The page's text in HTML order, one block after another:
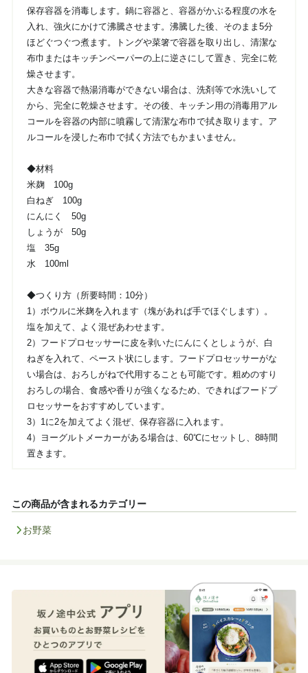
保存容器を消毒します。鍋に容器と、容器がかぶる程度の水を
入れ、強火にかけて沸騰させます。沸騰した後、そのまま5分
ほどぐつぐつ煮ます。トングや菜箸で容器を取り出し、清潔な
布巾またはキッチンペーパーの上に逆さにして置き、完全に乾
燥させます。
大きな容器で熱湯消毒ができない場合は、洗剤等で水洗いして
から、完全に乾燥させます。その後、キッチン用の消毒用アル
コールを容器の内部に噴霧して清潔な布巾で拭き取ります。ア
ルコールを浸した布巾で拭く方法でもかまいません。
◆材料
米麹 100g
白ねぎ 100g
にんにく 50g
しょうが 50g
塩 35g
水 100ml
◆つくり方（所要時間：10分）
1）ボウルに米麹を入れます（塊があれば手でほぐします）。
塩を加えて、よく混ぜあわせます。
2）フードプロセッサーに皮を剥いたにんにくとしょうが、白
ねぎを入れて、ペースト状にします。フードプロセッサーがな
い場合は、おろしがねで代用することも可能です。粗めのすり
おろしの場合、食感や香りが強くなるため、できればフードプ
ロセッサーをおすすめしています。
3）1に2を加えてよく混ぜ、保存容器に入れます。
4）ヨーグルトメーカーがある場合は、60℃にセットし、8時間
置きます。
この商品が含まれるカテゴリー
お野菜